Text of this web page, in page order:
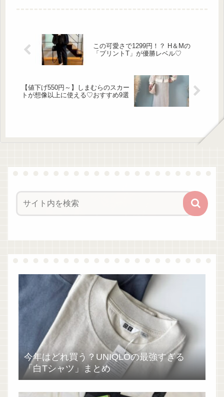
この可愛さで1299円！？ H＆Mの
「プリントT」が優勝レベル♡
【値下げ550円～】しまむらのスカー
トが想像以上に使える♡おすすめ9選
今年はどれ買う？UNIQLOの最強すぎる
「白Tシャツ」まとめ